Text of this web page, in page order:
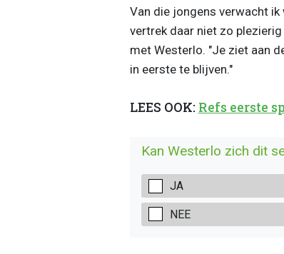
Van die jongens verwacht ik
vertrek daar niet zo
met Westerlo. "Je ziet aan
in eerste te blijven."
LEES OOK: Refs eerste
Kan Westerlo zich dit
JA
NEE